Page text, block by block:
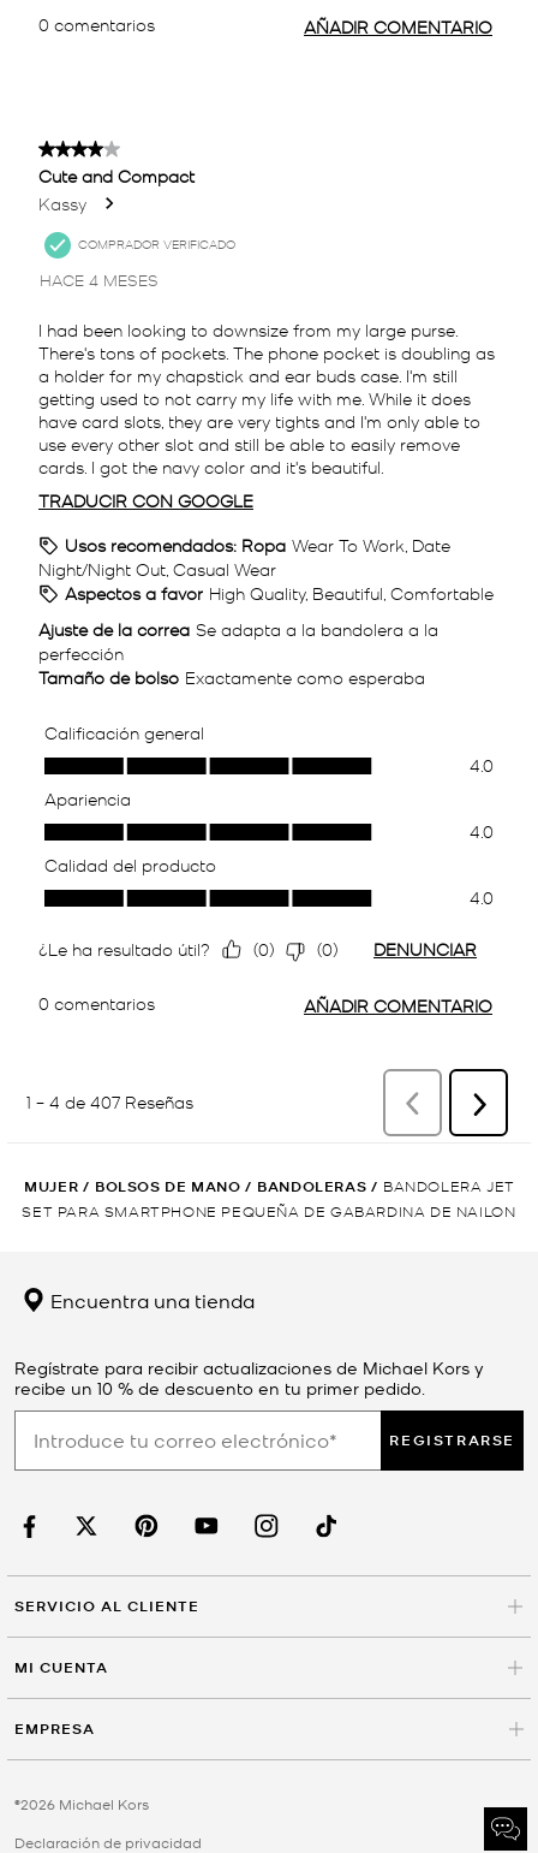
MUJER / BOLSOS DE MANO / BANDOLERAS / BANDOLERA JET
SET PARA SMARTPHONE PEQUEÑA DE GABARDINA DE NAILON
Encuentra una tienda
Regístrate para recibir actualizaciones de Michael Kors y
recibe un 10 % de descuento en tu primer pedido.
REGISTRARSE
SERVICIO AL CLIENTE
MI CUENTA
EMPRESA
©2026 Michael Kors
Declaración de privacidad